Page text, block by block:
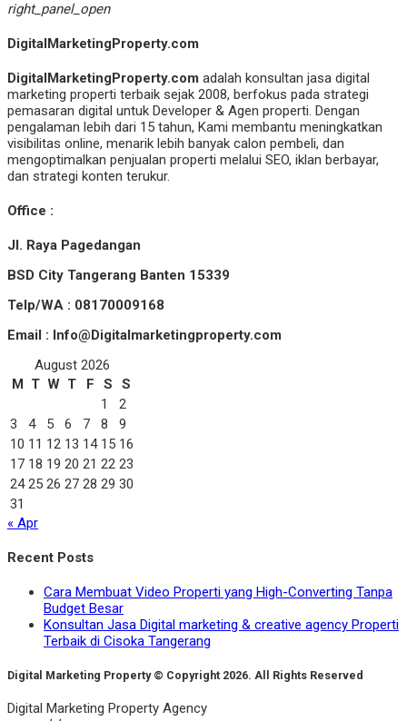
right_panel_open
DigitalMarketingProperty.com
DigitalMarketingProperty.com adalah konsultan jasa digital
marketing properti terbaik sejak 2008, berfokus pada strategi
pemasaran digital untuk Developer & Agen properti. Dengan
pengalaman lebih dari 15 tahun, Kami membantu meningkatkan
visibilitas online, menarik lebih banyak calon pembeli, dan
mengoptimalkan penjualan properti melalui SEO, iklan berbayar,
dan strategi konten terukur.
Office :
Jl. Raya Pagedangan
BSD City Tangerang Banten 15339
Telp/WA : 08170009168
Email : Info@Digitalmarketingproperty.com
August 2026
M T W T F S
S
1
2
3
4 5 6 7 8
9
10 11 12 13 14 15 16
17 18 19 20 21 22 23
24 25 26 27 28 29 30
31
« Apr
Recent Posts
Cara Membuat Video Properti yang High-Converting Tanpa
Budget Besar
Konsultan Jasa Digital marketing & creative agency Properti
Terbaik di Cisoka Tangerang
Digital Marketing Property © Copyright 2026. All Rights Reserved
Digital Marketing Property Agency